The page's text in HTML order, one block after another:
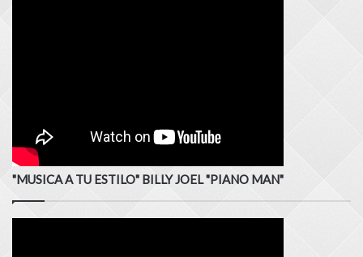
"MUSICA A TU ESTILO" BILLY JOEL "PIANO MAN"